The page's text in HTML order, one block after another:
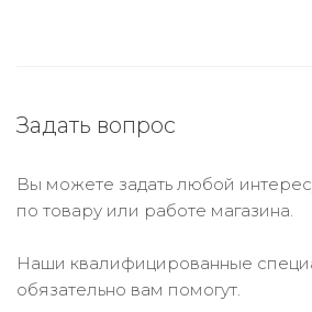
Задать вопрос
Вы можете задать любой
по товару или работе магазина.
Наши квалифицированные
обязательно вам помогут.